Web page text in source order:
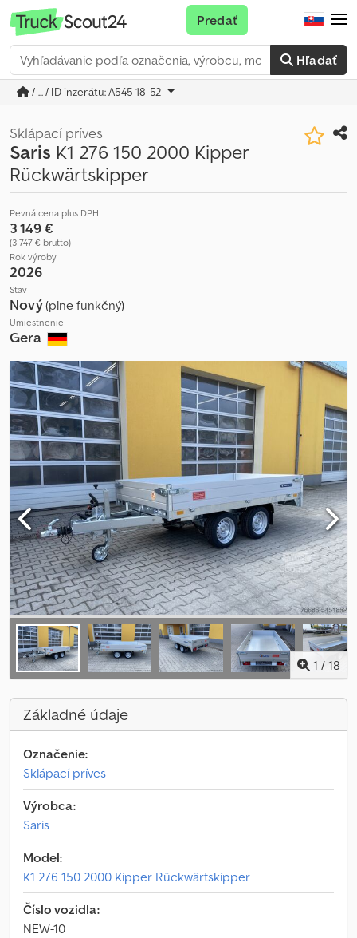
Hľadať
Predať
/ ... / ID inzerátu: A545-18-52
Sklápací príves
Saris K1 276 150 2000 Kipper
Rückwärtskipper
Pevná cena plus DPH
3 149 €
(3 747 € brutto)
Rok výroby
2026
Stav
Nový(plne funkčný)
Umiestnenie
Gera
1 / 18
Základné údaje
Označenie:
Sklápací príves
Výrobca:
Saris
Model:
K1 276 150 2000 Kipper Rückwärtskipper
Číslo vozidla:
NEW-10